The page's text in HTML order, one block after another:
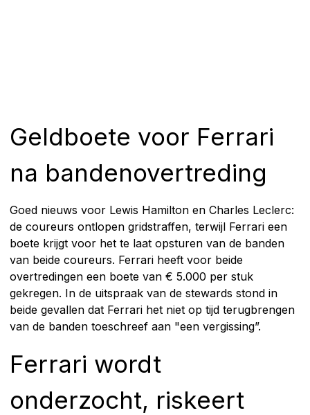
Geldboete voor Ferrari
na bandenovertreding
Goed nieuws voor Lewis Hamilton en Charles Leclerc:
de coureurs ontlopen gridstraffen, terwijl Ferrari een
boete krijgt voor het te laat opsturen van de banden
van beide coureurs. Ferrari heeft voor beide
overtredingen een boete van € 5.000 per stuk
gekregen. In de uitspraak van de stewards stond in
beide gevallen dat Ferrari het niet op tijd terugbrengen
van de banden toeschreef aan "een vergissing”.
Ferrari wordt
onderzocht, riskeert